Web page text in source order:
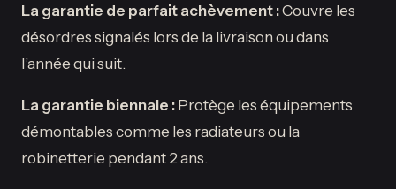
La garantie de parfait achèvement :Couvre les
désordres signalés lors de la livraison ou dans
l’année qui suit.
La garantie biennale :Protège les équipements
démontables comme les radiateurs ou la
robinetterie pendant 2 ans.